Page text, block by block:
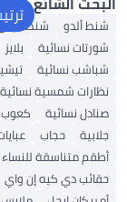
ترتيب حسب
جيس نسائية شنط
بلايز ملابس سباحة
تيشيرت نسائي
نسائية
أحذية ميولز
كعوب
حقائب سفر
عبايات فساتين
للنساء
حقائب تيد بيكر
إن واي
حقائب كالفن